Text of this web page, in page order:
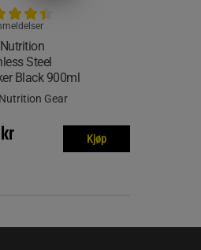
Steel
Black 900ml
Gear
Kjøp